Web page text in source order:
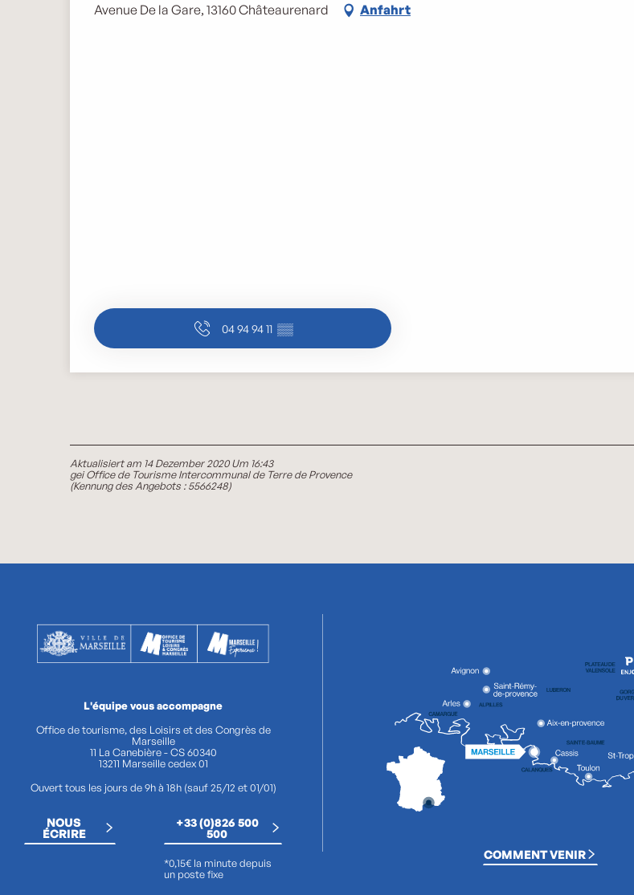
Avenue De la Gare, 13160 Châteaurenard Anfahrt
04 94 94 11 ▒▒
Aktualisiert am 14 Dezember 2020 Um 16:43
gei Office de Tourisme Intercommunal de Terre de Provence
(Kennung des Angebots :5566248)
L'équipe vous accompagne
Office de tourisme, des Loisirs et des Congrès de
Marseille
11 La Canebière - CS 60340
13211 Marseille cedex 01
Ouvert tous les jours de 9h à 18h (sauf 25/12 et 01/01)
NOUS
ÉCRIRE
+33 (0)826 500
500
*0,15€ la minute depuis
un poste fixe
COMMENT VENIR